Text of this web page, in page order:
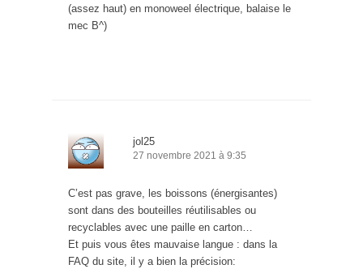
(assez haut) en monoweel électrique, balaise le
mec B^)
jol25
27 novembre 2021 à 9:35
C’est pas grave, les boissons (énergisantes)
sont dans des bouteilles réutilisables ou
recyclables avec une paille en carton…
Et puis vous êtes mauvaise langue : dans la
FAQ du site, il y a bien la précision: